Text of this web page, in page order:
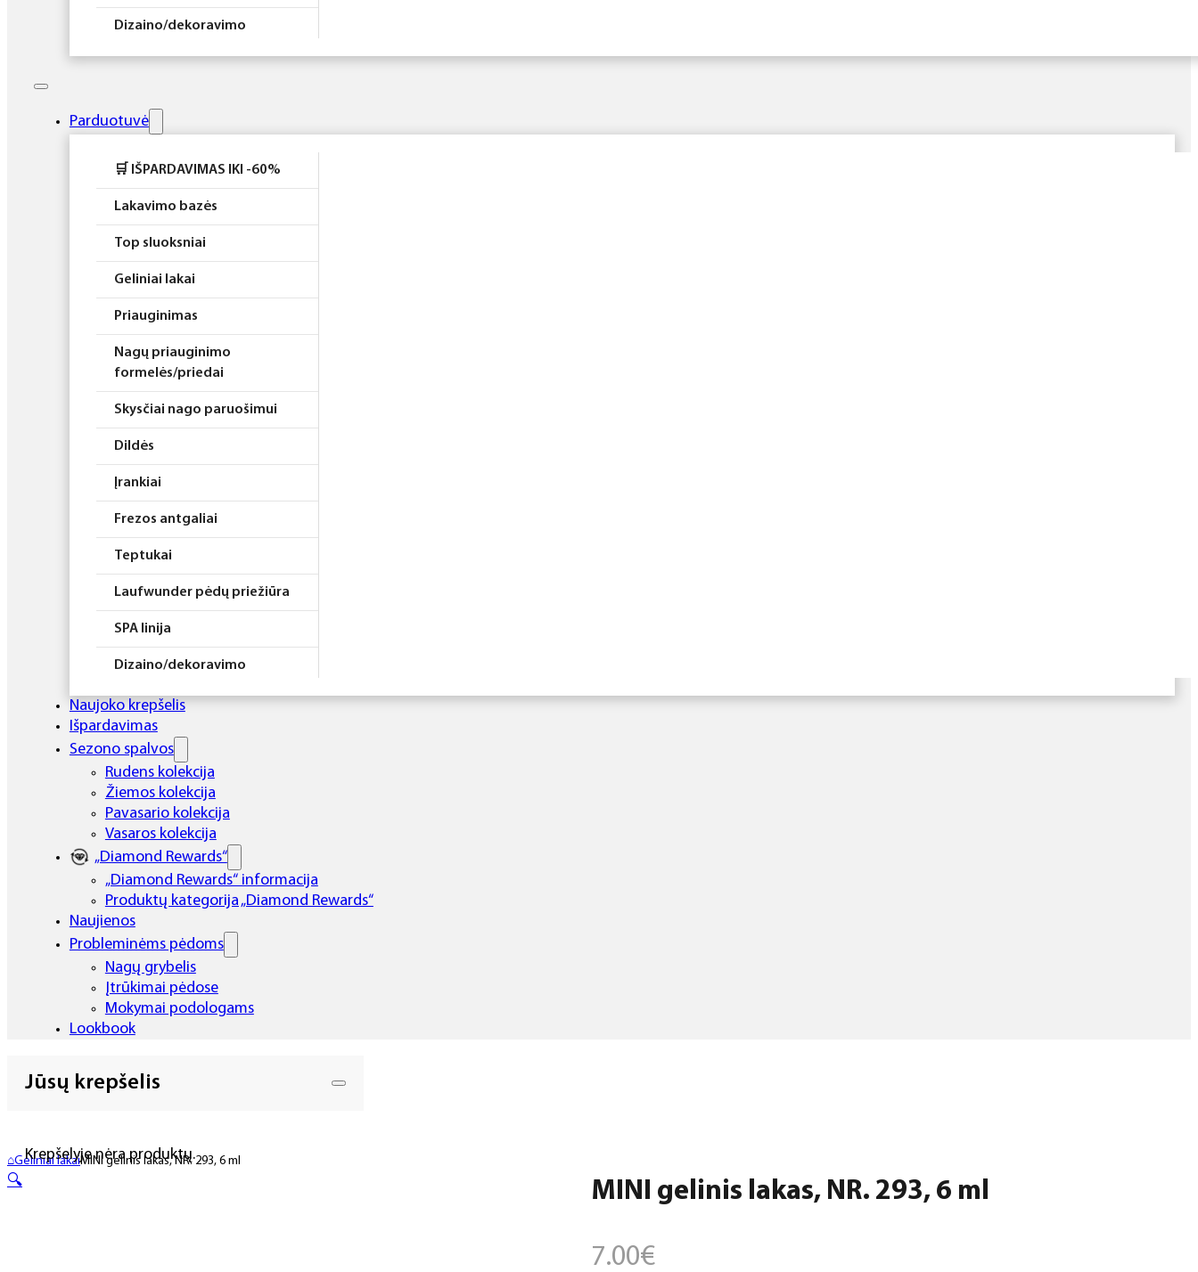
Dizaino/dekoravimo
Higiena
Rinkiniai
Parduotuvė
🛒 IŠPARDAVIMAS IKI -60%
Lakavimo bazės
Top sluoksniai
Geliniai lakai
Priauginimas
Nagų priauginimo
formelės/priedai
Skysčiai nago paruošimui
Dildės
Įrankiai
Frezos antgaliai
Teptukai
Laufwunder pėdų priežiūra
SPA linija
Dizaino/dekoravimo
Elektros prietaisai
Higiena
Atributika
Rinkiniai
Naujoko krepšelis
Išpardavimas
Sezono spalvos
Rudens kolekcija
Žiemos kolekcija
Pavasario kolekcija
Vasaros kolekcija
„Diamond Rewards“
„Diamond Rewards“ informacija
Produktų kategorija „Diamond Rewards“
Naujienos
Probleminėms pėdoms
Nagų grybelis
Įtrūkimai pėdose
Mokymai podologams
Lookbook
Jūsų krepšelis
Krepšelyje nėra produktų.
⌂Geliniai lakaiMINI gelinis lakas, NR. 293, 6 ml
🔍 MINI gelinis lakas, NR. 293, 6 ml
7.00€